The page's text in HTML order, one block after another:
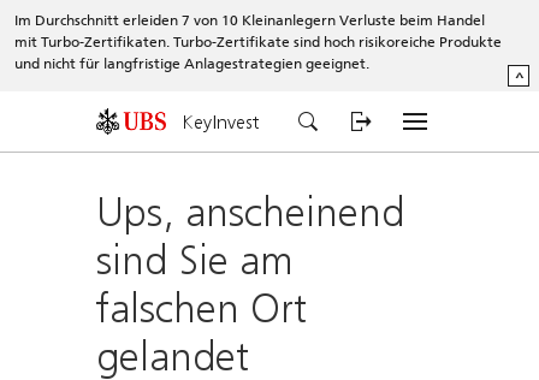
Im Durchschnitt erleiden 7 von 10 Kleinanlegern Verluste beim Handel
mit Turbo-Zertifikaten. Turbo-Zertifikate sind hoch risikoreiche Produkte
und nicht für langfristige Anlagestrategien geeignet.
^
KeyInvest
Ups, anscheinend
sind Sie am
falschen Ort
gelandet